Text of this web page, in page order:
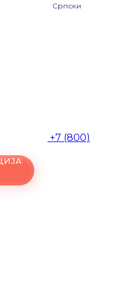
Српски
+7 (800)